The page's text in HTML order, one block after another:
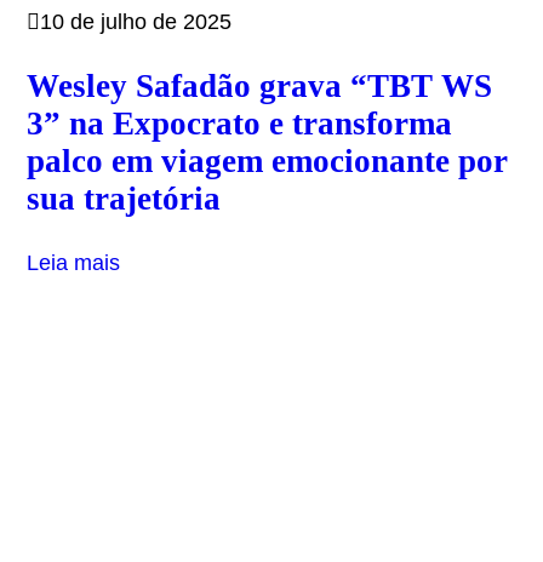
10 de julho de 2025
Wesley Safadão grava “TBT WS
3” na Expocrato e transforma
palco em viagem emocionante por
sua trajetória
Leia mais